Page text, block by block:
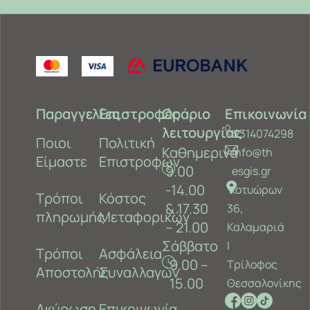
Παραγγελίες
Ποιοι
Είμαστε
Τρόποι
πληρωμής
Τρόποι
Αποστολής
Επιστροφές
Πολιτική
Επιστροφών
Κόστος
Μεταφορικών
Ασφάλεια
Συναλλαγών
Ωράριο
λειτουργίας
Καθημερινά
9.00
-14.00
& 17.30
– 21.00
Σάββατο
9.00 –
15.00
Επικοινωνία
2314074298
info@th
esgis.gr
Κοτυώρων
36,
Καλαμαριά
‎|
Τρίλοφος
Θεσσαλονίκης